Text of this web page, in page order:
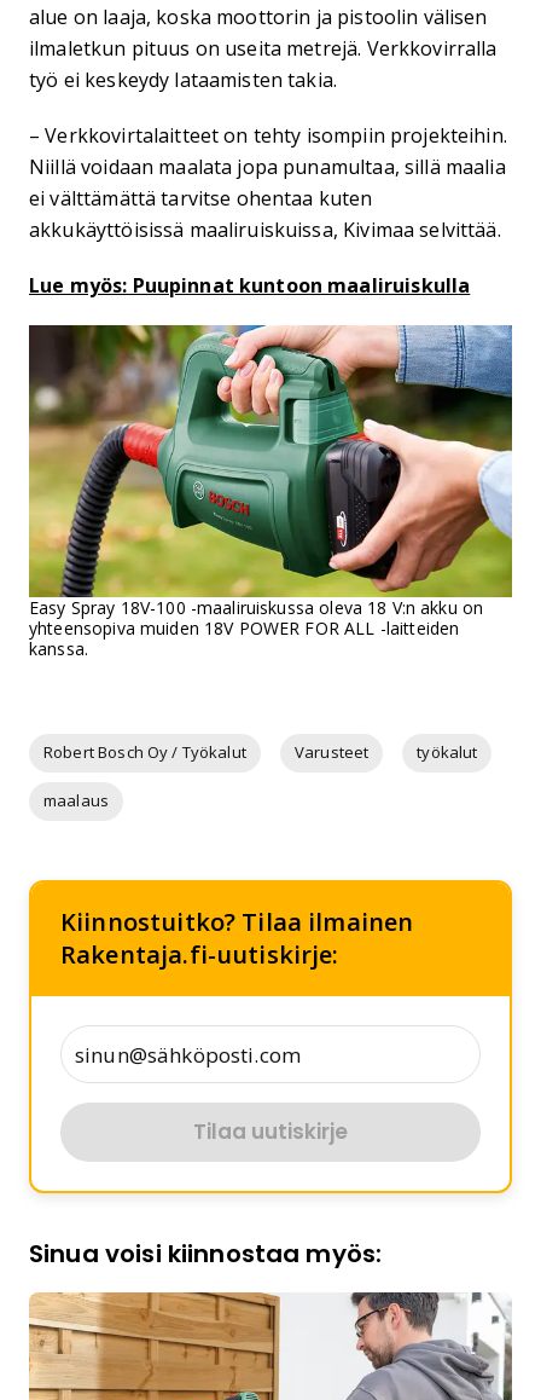
alue on laaja, koska moottorin ja pistoolin välisen
ilmaletkun pituus on useita metrejä. Verkkovirralla
työ ei keskeydy lataamisten takia.
– Verkkovirtalaitteet on tehty isompiin projekteihin.
Niillä voidaan maalata jopa punamultaa, sillä maalia
ei välttämättä tarvitse ohentaa kuten
akkukäyttöisissä maaliruiskuissa, Kivimaa selvittää.
Lue myös: Puupinnat kuntoon maaliruiskulla
Easy Spray 18V-100 -maaliruiskussa oleva 18 V:n akku on
yhteensopiva muiden 18V POWER FOR ALL -laitteiden
kanssa.
Robert Bosch Oy / Työkalut Varusteet työkalut
maalaus
Kiinnostuitko? Tilaa ilmainen
Rakentaja.fi-uutiskirje:
Tilaa uutiskirje
Sinua voisi kiinnostaa myös: